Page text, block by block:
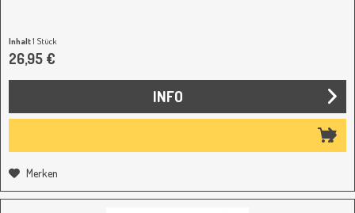
Inhalt1 Stück
26,95 €
INFO
Merken